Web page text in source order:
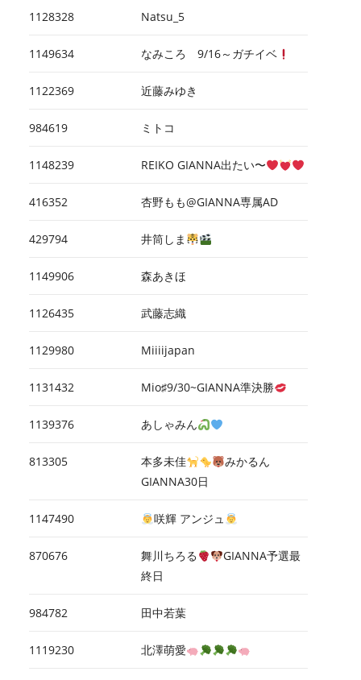
1128328 Natsu_5
1149634 なみころ 9/16～ガチイベ
1122369 近藤みゆき
984619 ミトコ
1148239 REIKO GIANNA出たい〜
416352 杏野もも@GIANNA専属AD
429794 井筒しま
1149906 森あきほ
1126435 武藤志織
1129980 Miiiijapan
1131432 Mio♯9/30~GIANNA準決勝
1139376 あしゃみん
813305 本多未佳
みかるん
GIANNA30日
1147490 咲輝 アンジュ
870676 舞川ちろる
GIANNA予選最
終日
984782 田中若葉
1119230 北澤萌愛